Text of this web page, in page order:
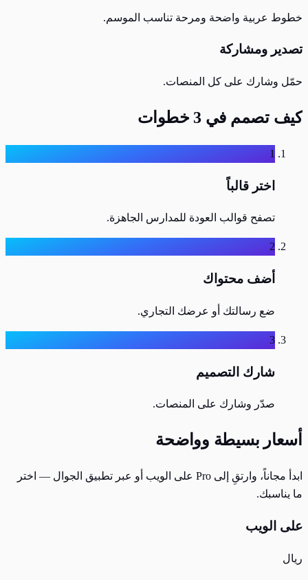
خطوط عربية واضحة ومرحة تناسب الموسم.
تصدير ومشاركة
حمّل وشارك على كل المنصات.
كيف تصمم في 3 خطوات
1
اختر قالباً
تصفح قوالب العودة للمدارس الجاهزة.
2
أضف محتواك
ضع رسالتك أو عرضك التجاري.
3
شارك التصميم
صدّر وشارك على المنصات.
أسعار بسيطة وواضحة
ابدأ مجاناً، وارتقِ إلى Pro على الويب أو عبر تطبيق الجوال — اختر
ما يناسبك.
على الويب
ريال